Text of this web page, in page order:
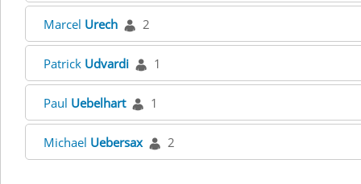
Marcel Urech 2
Patrick Udvardi 1
Paul Uebelhart 1
Michael Uebersax 2